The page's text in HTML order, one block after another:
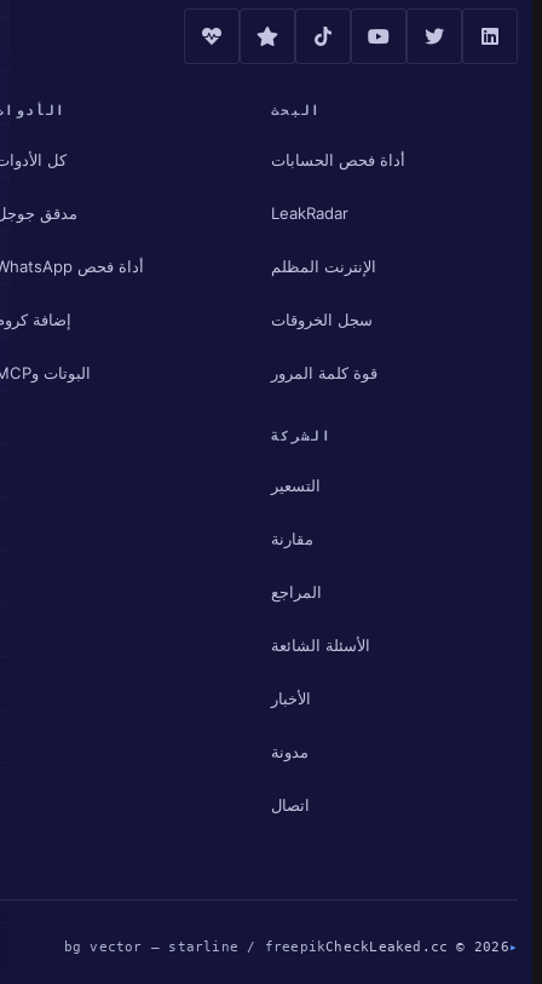
البحث
أداة فحص الحسابات
LeakRadar
الإنترنت المظلم
سجل الخروقات
قوة كلمة المرور
الأدوات
كل الأدوات
مدقق جوجل
أداة فحص WhatsApp
إضافة كروم
البوتات وMCP
الشركة
التسعير
مقارنة
المراجع
الأسئلة الشائعة
الأخبار
مدونة
اتصال
CheckLeaked.cc © 2026
bg vector — starline / freepik